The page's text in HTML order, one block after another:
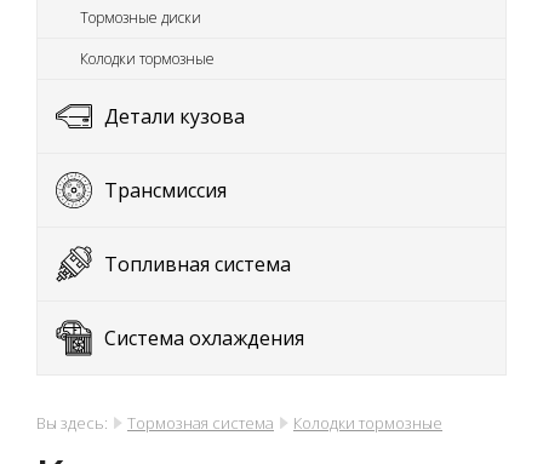
Тормозные диски
Колодки тормозные
Детали кузова
Трансмиссия
Топливная система
Система охлаждения
Вы здесь: Тормозная система Колодки тормозные